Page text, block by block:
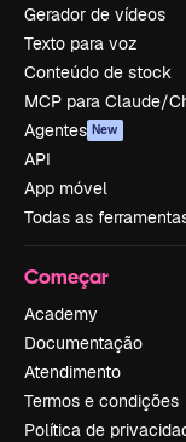
Gerador de vídeos
Texto para voz
Conteúdo de stock
MCP para Claude/
Agentes New
API
App móvel
Todas as
Começar
Academy
Documentação
Atendimento
Termos e condições
Política de